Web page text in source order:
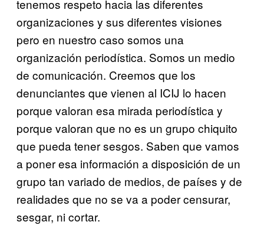
tenemos respeto hacia las diferentes
organizaciones y sus diferentes visiones
pero en nuestro caso somos una
organización periodística. Somos un medio
de comunicación. Creemos que los
denunciantes que vienen al ICIJ lo hacen
porque valoran esa mirada periodística y
porque valoran que no es un grupo chiquito
que pueda tener sesgos. Saben que vamos
a poner esa información a disposición de un
grupo tan variado de medios, de países y de
realidades que no se va a poder censurar,
sesgar, ni cortar.